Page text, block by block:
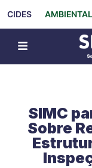
CIDES AMBIENTAL
SIMC
Sobre